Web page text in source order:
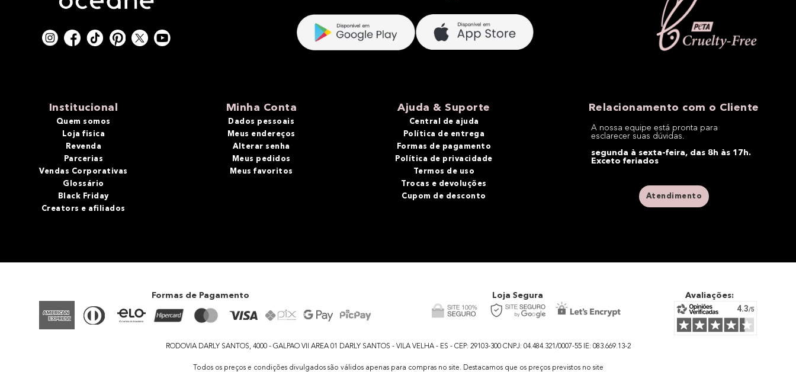
Institucional
Quem somos
Loja fisica
Revenda
Parcerias
Vendas Corporativas
Glossário
Black Friday
Creators e afiliados
Minha Conta
Dados pessoais
Meus endereços
Alterar senha
Meus pedidos
Meus favoritos
Ajuda & Suporte
Central de ajuda
Política de entrega
Formas de pagamento
Política de privacidade
Termos de uso
Trocas e devoluções
Cupom de desconto
Relacionamento com o Cliente
A nossa equipe está pronta para
esclarecer suas dúvidas.
segunda à sexta-feira, das 8h às 17h.
Exceto feriados
Atendimento
Formas de Pagamento Loja Segura Avaliações:
RODOVIA DARLY SANTOS, 4000 - GALPAO VII AREA 01 DARLY SANTOS - VILA VELHA - ES - CEP: 29103-300 CNPJ: 04.484.321/0007-55 IE: 083.669.13-2
Todos os preços e condições divulgados são válidos apenas para compras no site. Destacamos que os preços previstos no site